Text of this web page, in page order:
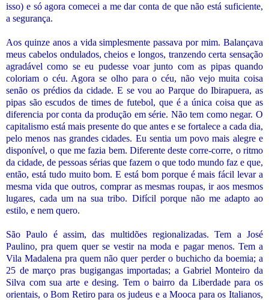
isso) e só agora comecei a me dar conta de que não está suficiente,
a segurança.
Aos quinze anos a vida simplesmente passava por mim. Balançava
meus cabelos ondulados, cheios e longos, tranzendo certa sensação
agradável como se eu pudesse voar junto com as pipas quando
coloriam o céu. Agora se olho para o céu, não vejo muita coisa
senão os prédios da cidade. E se vou ao Parque do Ibirapuera, as
pipas são escudos de times de futebol, que é a única coisa que as
diferencia por conta da produção em série. Não tem como negar. O
capitalismo está mais presente do que antes e se fortalece a cada dia,
pelo menos nas grandes cidades. Eu sentia um povo mais alegre e
disponível, o que me fazia bem. Diferente deste corre-corre, o ritmo
da cidade, de pessoas sérias que fazem o que todo mundo faz e que,
então, está tudo muito bom. E está bom porque é mais fácil levar a
mesma vida que outros, comprar as mesmas roupas, ir aos mesmos
lugares, cada um na sua tribo. Difícil porque não me adapto ao
estilo, e nem quero.
São Paulo é assim, das multidões regionalizadas. Tem a José
Paulino, pra quem quer se vestir na moda e pagar menos. Tem a
Vila Madalena pra quem não quer perder o buchicho da boemia; a
25 de março pras bugigangas importadas; a Gabriel Monteiro da
Silva com sua arte e desing. Tem o bairro da Liberdade para os
orientais, o Bom Retiro para os judeus e a Mooca para os Italianos,